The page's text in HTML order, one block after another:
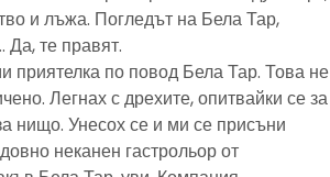
и лъжа. Погледът на Бела Тар,
Да, те правят.
приятелка по повод Бела Тар. Това не
Легнах с дрехите, опитвайки се за
нищо. Унесох се и ми се присъни
неканен гастрольор от